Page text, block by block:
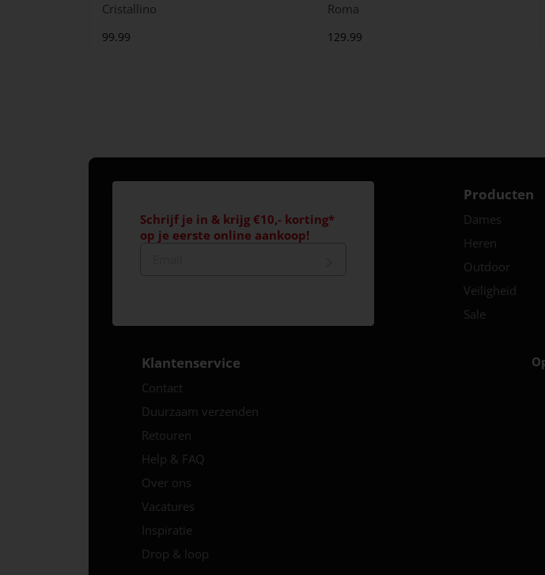
Cristallino
99.99
Roma
129.99
Schrijf je in & krijg €10,- korting*
op je eerste online aankoop!
Producten
Dames
Heren
Outdoor
Veiligheid
Sale
Klantenservice
Contact
Duurzaam verzenden
Retouren
Help & FAQ
Over ons
Vacatures
Inspiratie
Drop & loop